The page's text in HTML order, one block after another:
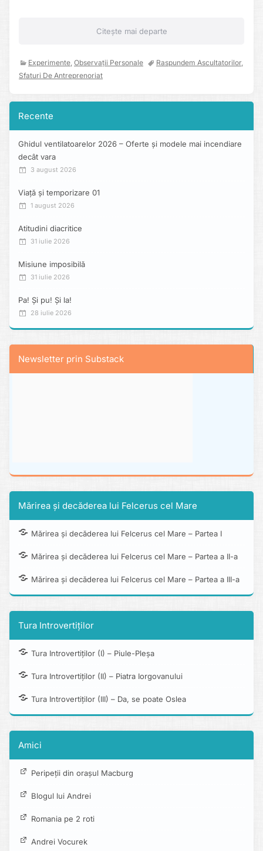
Citește mai departe
Experimente Observații Personale Raspundem Ascultatorilor
Sfaturi De Antreprenoriat
Recente
Ghidul ventilatoarelor 2026 – Oferte și modele mai incendiare
decât vara
3 august 2026
Viață și temporizare 01
1 august 2026
Atitudini diacritice
31 iulie 2026
Misiune imposibilă
31 iulie 2026
Pa! Și pu! Și la!
28 iulie 2026
Newsletter prin Substack
Mărirea și decăderea lui Felcerus cel Mare
Mărirea și decăderea lui Felcerus cel Mare – Partea I
Mărirea și decăderea lui Felcerus cel Mare – Partea a II-a
Mărirea și decăderea lui Felcerus cel Mare – Partea a III-a
Tura Introvertiților
Tura Introvertiților (I) – Piule-Pleșa
Tura Introvertiților (II) – Piatra Iorgovanului
Tura Introvertiților (III) – Da, se poate Oslea
Amici
Peripeții din orașul Macburg
Blogul lui Andrei
Romania pe 2 roti
Andrei Vocurek